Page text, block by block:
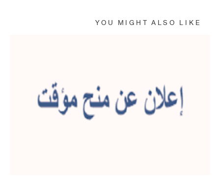
YOU MIGHT ALSO LIKE